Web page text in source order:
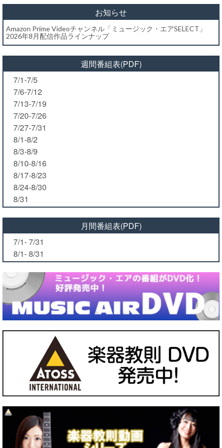
お知らせ
Amazon Prime Videoチャンネル「ミュージック・エアSELECT」
2026年8月配信作品ラインナップ
週間番組表(PDF)
7/1-7/5
7/6-7/12
7/13-7/19
7/20-7/26
7/27-7/31
8/1-8/2
8/3-8/9
8/10-8/16
8/17-8/23
8/24-8/30
8/31
月間番組表(PDF)
7/1- 7/31
8/1- 8/31